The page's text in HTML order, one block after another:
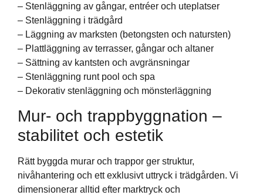
– Stenläggning av gångar, entréer och uteplatser
– Stenläggning i trädgård
– Läggning av marksten (betongsten och natursten)
– Plattläggning av terrasser, gångar och altaner
– Sättning av kantsten och avgränsningar
– Stenläggning runt pool och spa
– Dekorativ stenläggning och mönsterläggning
Mur- och trappbyggnation –
stabilitet och estetik
Rätt byggda murar och trappor ger struktur,
nivåhantering och ett exklusivt uttryck i trädgården. Vi
dimensionerar alltid efter marktryck och